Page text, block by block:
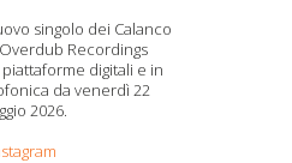
singolo dei Calanco
Recordings
digitali e in
da venerdì 22
2026.